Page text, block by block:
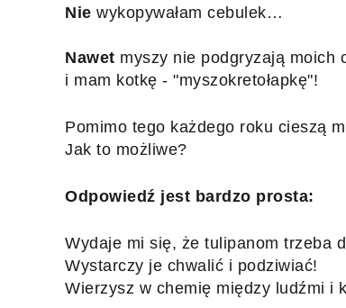
Nie wykopywałam cebulek…
Nawet myszy nie podgryzają moich
i mam kotkę - "myszokretołapkę"!
Pomimo tego każdego roku cieszą
Jak to możliwe?
Odpowiedź jest bardzo prosta:
Wydaje mi się, że tulipanom trzeba
Wystarczy je chwalić i podziwiać!
Wierzysz w chemię między ludźmi i